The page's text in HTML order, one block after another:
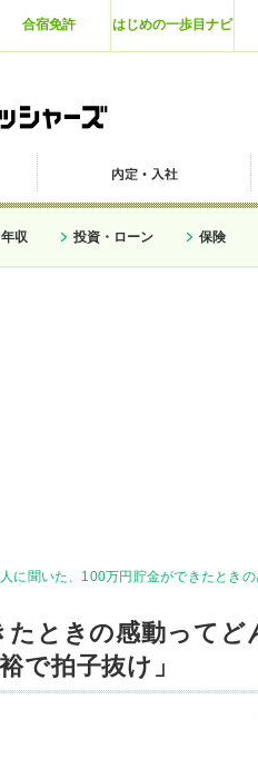
合宿免許 はじめの一歩目ナビ
収 投資・ローン 保険
に聞いた、100万円貯金ができたとき
ときの感動ってど
で拍子抜け」